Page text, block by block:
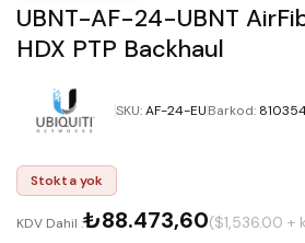
UBNT-AF-24-UBNT
HDX PTP Backhaul
SKU:AF-24-EUBarkod:
Stokta yok
KDV Dahil :₺88.473,60($1,536.00 +